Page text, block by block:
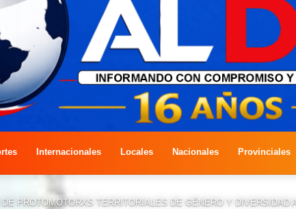
Internacionales Locales Nacionales Provinciales
PROTOMOTORXS TERRITORIALES DE GÉNERO Y DIVERSIDAD